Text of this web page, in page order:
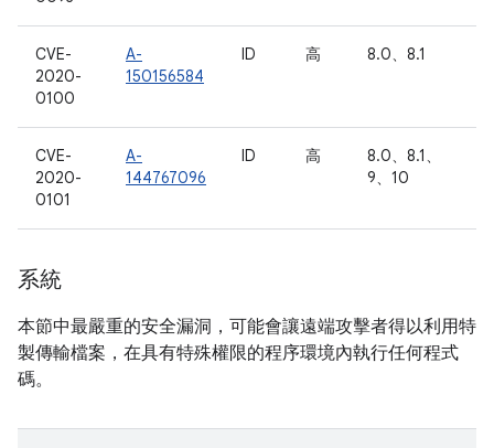
CVE-
2020-
0100
A-
150156584
ID 高 8.0、8.1
CVE-
2020-
0101
A-
144767096
ID 高
8.0、8.1、
9、10
系統
本節中最嚴重的安全漏洞，可能會讓遠端攻擊者得以利用特
製傳輸檔案，在具有特殊權限的程序環境內執行任何程式
碼。